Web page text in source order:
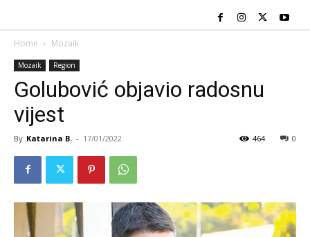
Home Mozaik
Mozaik Region
Golubović objavio radosnu
vijest
By Katarina B. - 17/01/2022 0
464